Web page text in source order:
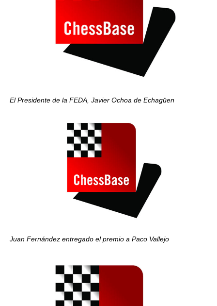
El Presidente de la FEDA, Javier Ochoa de Echagüen
Juan Fernández entregado el premio a Paco Vallejo